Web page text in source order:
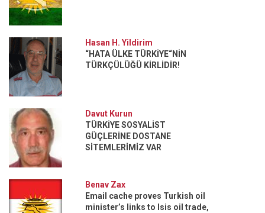
Hasan H. Yildirim
“HATA ÜLKE TÜRKİYE“NİN
TÜRKÇÜLÜĞÜ KİRLİDİR!
Davut Kurun
TÜRKİYE SOSYALİST
GÜÇLERİNE DOSTANE
SİTEMLERİMİZ VAR
Benav Zax
Email cache proves Turkish oil
minister’s links to Isis oil trade,